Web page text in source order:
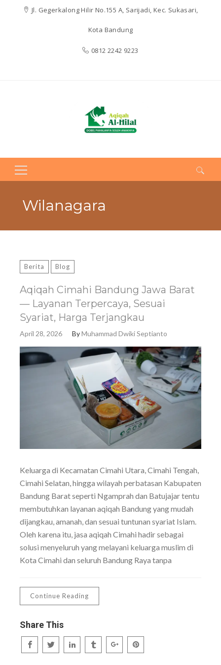
Jl. Gegerkalong Hilir No.155 A, Sarijadi, Kec. Sukasari,
Kota Bandung
0812 2242 9223
Search
for:Wilanagara
Berita Blog
Aqiqah Cimahi Bandung Jawa Barat
— Layanan Terpercaya, Sesuai
Syariat, Harga Terjangkau
April 28, 2026 ByMuhammad Dwiki Septianto
Keluarga di Kecamatan Cimahi Utara, Cimahi Tengah,
Cimahi Selatan, hingga wilayah perbatasan Kabupaten
Bandung Barat seperti Ngamprah dan Batujajar tentu
membutuhkan layanan aqiqah Bandung yang mudah
dijangkau, amanah, dan sesuai tuntunan syariat Islam.
Oleh karena itu, jasa aqiqah Cimahi hadir sebagai
solusi menyeluruh yang melayani keluarga muslim di
Kota Cimahi dan seluruh Bandung Raya tanpa
Continue Reading
Share This